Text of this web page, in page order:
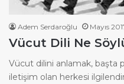
Adem Serdaroğlu Mayıs
Vücut Dili Ne
Vücut dilini anlamak, başta
iletişim olan herkesi